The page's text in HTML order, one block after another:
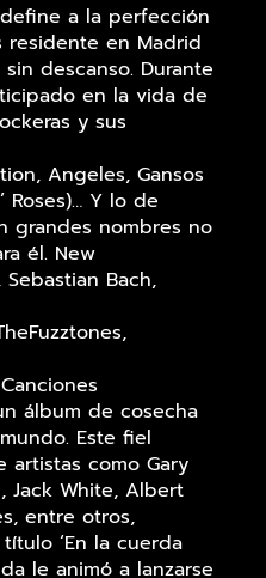
define a la perfección
residente en Madrid
descanso. Durante
en la vida de
y sus
Angeles, Gansos
Roses)… Y lo de
grandes nombres no
él. New
Sebastian Bach,
álbum de cosecha
Este fiel
artistas como Gary
Jack White, Albert
entre otros,
‘En la cuerda
le animó a lanzarse